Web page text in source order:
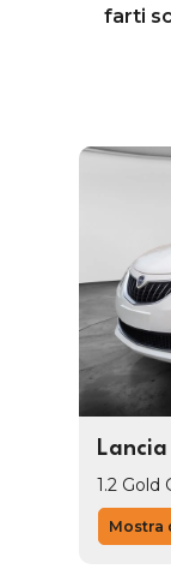
farti
1.2 Gold
Mostra